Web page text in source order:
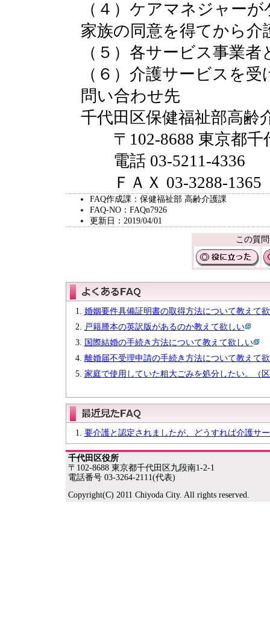
（４）ケアマネジャー
家族の同意を得てから
（５）各サービス事業
（６）介護サービスを
問い合わせ先
千代田区保健福祉部高齢
〒102-8688 東京都千
電話 03-5211-4336
ＦＡＸ 03-3288-1365
FAQ作成課：保健福祉部 高齢介護課
FAQ-NO：FAQn7926
更新日：2019/04/01
この質
婚姻要件具備証明書の取得方法について教えて
戸籍謄本の英訳版があるのか教えて欲しい
国際結婚の手続き方法について教えて欲しい
離婚届不受理申請の手続き方法について教えて
家庭で使用していた粗大ごみを処分したい。（
要介護と認定されましたが、どうすれば介護サ
千代田区役所
〒102-8688 東京都千代田区九段南1-2-1
電話番号 03-3264-2111(代表)
Copyright(C) 2011 Chiyoda City. All rights reserved.